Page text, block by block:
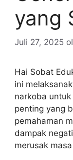
yang
Juli 27, 2025
Hai Sobat
ini
narkoba
penting yang
pemahaman
dampak
merusak